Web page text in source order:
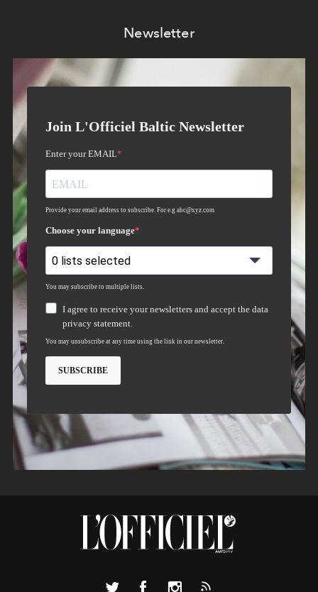
Newsletter